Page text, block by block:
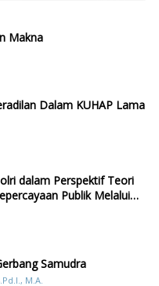
Makna
Dalam KUHAP Lama
dalam Perspektif Teori
Publik Melalui
Bencana di
Samudra
M.A.